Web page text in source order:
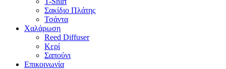
Σακίδιο Πλάτης
Τσάντα
Χαλάρωση
Reed Diffuser
Κερί
Σαπούνι
Επικοινωνία